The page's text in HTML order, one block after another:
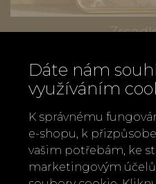
Dáte nám
využíváním
K správnému
e-shopu, k
vašim potřebám, ke
marketingovým